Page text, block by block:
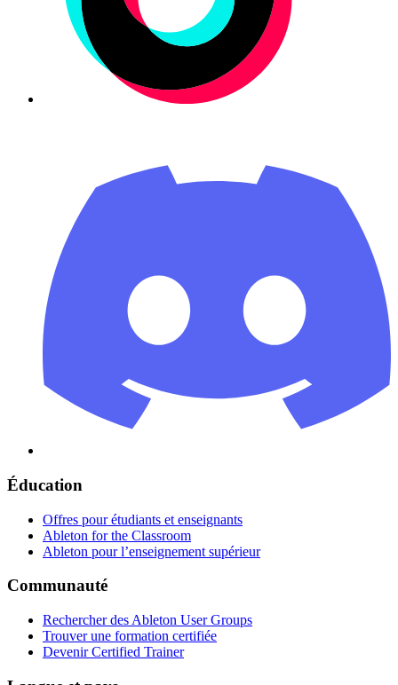
Éducation
Offres pour étudiants et enseignants
Ableton for the Classroom
Ableton pour l’enseignement supérieur
Communauté
Rechercher des Ableton User Groups
Trouver une formation certifiée
Devenir Certified Trainer